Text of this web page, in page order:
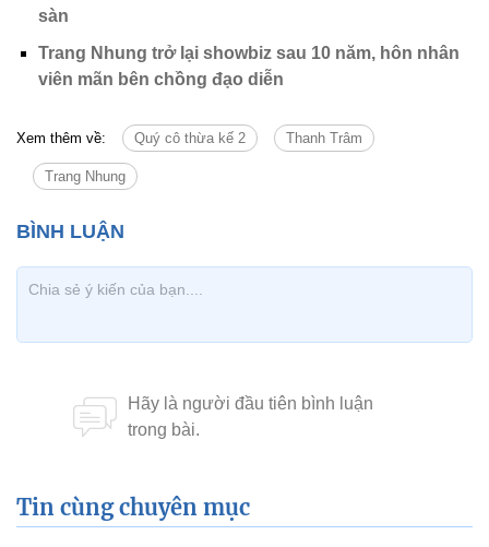
sàn
Trang Nhung trở lại showbiz sau 10 năm, hôn nhân
viên mãn bên chồng đạo diễn
Xem thêm về: Quý cô thừa kế 2 Thanh Trâm
Trang Nhung
Tin cùng chuyên mục